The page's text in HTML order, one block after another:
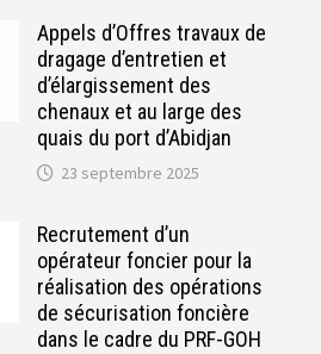
Appels d’Offres travaux de
dragage d’entretien et
d’élargissement des
chenaux et au large des
quais du port d’Abidjan
23 septembre 2025
Recrutement d’un
opérateur foncier pour la
réalisation des opérations
de sécurisation foncière
dans le cadre du PRF-GOH